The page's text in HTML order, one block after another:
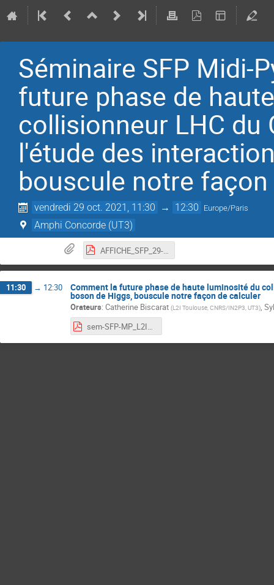
Séminaire SFP Midi-
future phase de
collisionneur LHC du
l'étude des
bouscule notre
vendredi 29 oct. 2021, 11:30 → 12:30 Europe/Paris
Amphi Concorde (UT3)
AFFICHE_SFP_29-10-2021.pdf
11:30 → 12:30 Comment la future phase de haute luminosité du
boson de Higgs, bouscule notre façon de calculer
Orateurs: Catherine Biscarat (L2I Toulouse, CNRS/IN2P3, UT3)
sem-SFP-MP_L2IT_2021-oct-29_v1_static.pdf